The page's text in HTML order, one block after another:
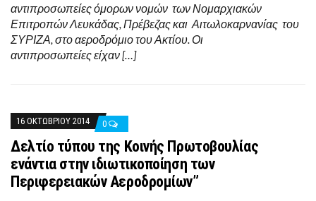
αντιπροσωπείες όμορων νομών των Νομαρχιακών
Επιτροπών Λευκάδας, Πρέβεζας και Αιτωλοκαρνανίας του
ΣΥΡΙΖΑ, στο αεροδρόμιο του Ακτίου. Οι
αντιπροσωπείες είχαν […]
16 ΟΚΤΩΒΡΊΟΥ 2014 0
Δελτίο τύπου της Κοινής Πρωτοβουλίας
ενάντια στην ιδιωτικοποίηση των
Περιφερειακών Αεροδρομίων”